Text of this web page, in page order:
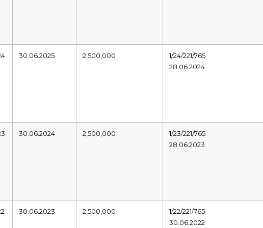
30.06.2025 2,500,000
1/24/221/765
28.06.2024
30.06.2024 2,500,000
1/23/221/765
28.06.2023
30.06.2023 2,500,000
1/22/221/765
30.06.2022